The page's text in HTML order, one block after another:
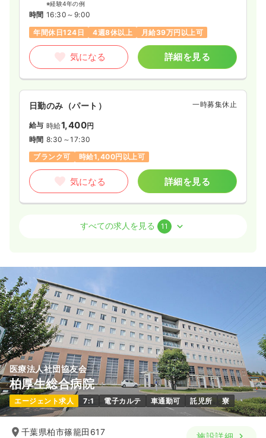
※経験4年の例
時間 16:30～9:00
年間休日124日
4週8休以上 月給39万円以上可
気になる 詳細を見る
日勤のみ（パート） 一時募集休止
給与 時給1,400円
時間 8:30～17:30
ブランク可
時給1,400円以上可
気になる 詳細を見る
正看護師
※経験3年の例
時間 8:30～17:30
年間休日124日
4週8休以上
担当業務未経験可
ブランク可
月給32万円以上可
気になる 詳細を見る
オペ室(手術室)正看護師 一般病院
2交代（常勤）
すべての求人を見る 11
医療法人社団協友会
柏厚生総合病院
エージェント求人 7:1 電子カルテ 車通勤可 託児所 寮
千葉県柏市篠籠田617